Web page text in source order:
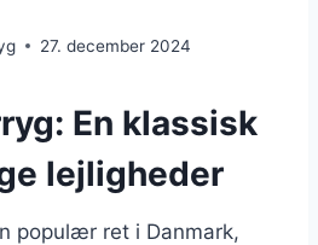
27. december 2024
En klassisk
lejligheder
populær ret i Danmark,